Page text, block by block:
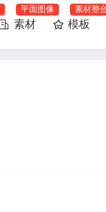
素材
平面图像
模板
素材整